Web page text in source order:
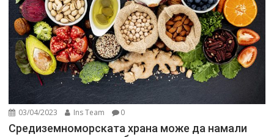
03/04/2023 Ins Team 0
Средиземноморската храна може да намали